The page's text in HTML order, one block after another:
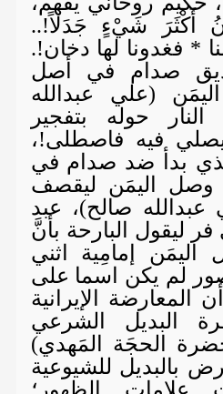
أَكْثَرَ شَيْءٍ جَدَلاً!..
* فغدونا لها دخان!.
صدام في أصل
(علي عبدالله
حوله بتفجير
فيه فاصطلى!،
الذي بدأ ضد صدام في
وصل اليمَن ليقصف
صالح)، عبد
ليقول البارحة بأنَّ
اليمَن إمامِية اثني
لم يكن اسما على
الإيرانية
البديل الشرعي
الحجَة المَهدي)
بالبديل للشيوعية